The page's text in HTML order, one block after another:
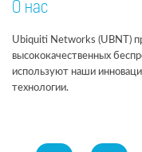
О нас
Ubiquiti Networks (UBNT)
высококачественных
используют наши
технологии.